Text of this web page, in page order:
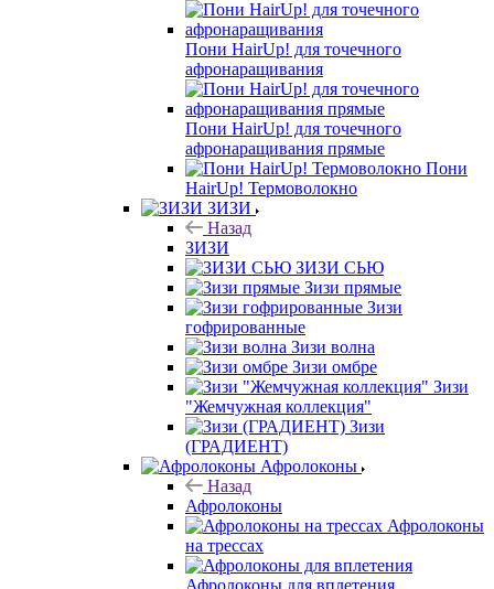
Пони HairUp! для точечного
афронаращивания
Пони HairUp! для точечного
афронаращивания прямые
Пони
HairUp! Термоволокно
ЗИЗИ
Назад
ЗИЗИ
ЗИЗИ СЬЮ
Зизи прямые
Зизи
гофрированные
Зизи волна
Зизи омбре
Зизи
"Жемчужная коллекция"
Зизи
(ГРАДИЕНТ)
Афролоконы
Назад
Афролоконы
Афролоконы
на трессах
Афролоконы для вплетения